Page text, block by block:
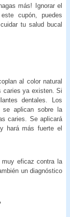
más! Ignorar el
cupón, puedes
tu salud bucal
al color natural
caries ya existen. Si
dentales. Los
se aplican sobre la
caries. Se aplicará
hará más fuerte el
muy eficaz contra la
un diagnóstico